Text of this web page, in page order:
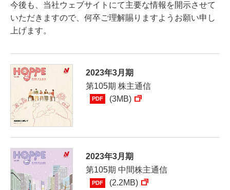
今後も、当社ウェブサイトにて主要な情報を開示させて
いただきますので、何卒ご理解賜りますようお願い申し
上げます。
2023年3月期
第105期 株主通信
PDF (3MB)
2023年3月期
第105期 中間株主通信
PDF (2.2MB)